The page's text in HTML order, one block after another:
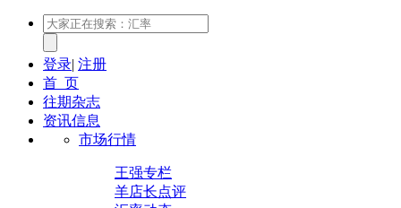
登录| 注册
首 页
往期杂志
资讯信息
市场行情
王强专栏
羊店长点评